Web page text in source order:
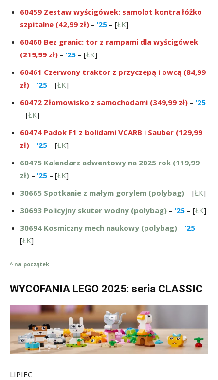
60459 Zestaw wyścigówek: samolot kontra łóżko
szpitalne (42,99 zł) – ’25 – [ŁK]
60460 Bez granic: tor z rampami dla wyścigówek
(219,99 zł) – ’25 – [ŁK]
60461 Czerwony traktor z przyczepą i owcą (84,99
zł) – ’25 – [ŁK]
60472 Złomowisko z samochodami (349,99 zł) – ’25
– [ŁK]
60474 Padok F1 z bolidami VCARB i Sauber (129,99
zł) – ’25 – [ŁK]
60475 Kalendarz adwentowy na 2025 rok (119,99
zł) – ’25 – [ŁK]
30665 Spotkanie z małym gorylem (polybag) – [ŁK]
30693 Policyjny skuter wodny (polybag) – ’25 – [ŁK]
30694 Kosmiczny mech naukowy (polybag) – ’25 –
[ŁK]
^ na początek
WYCOFANIA LEGO 2025: seria CLASSIC
LIPIEC